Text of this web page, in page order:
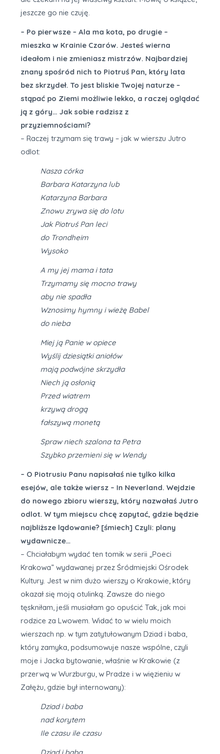
jeszcze go nie czuję.
– Po pierwsze – Ala ma kota, po drugie –
mieszka w Krainie Czarów. Jesteś wierna
ideałom i nie zmieniasz mistrzów. Najbardziej
znany spośród nich to Piotruś Pan, który lata
bez skrzydeł. To jest bliskie Twojej naturze –
stąpać po Ziemi możliwie lekko, a raczej oglądać
ją z góry… Jak sobie radzisz z
przyziemnościami?
– Raczej trzymam się trawy – jak w wierszu Jutro
odlot:
Nasza córka
Barbara Katarzyna lub
Katarzyna Barbara
Znowu zrywa się do lotu
Jak Piotruś Pan leci
do Trondheim
Wysoko
A my jej mama i tata
Trzymamy się mocno trawy
aby nie spadła
Wznosimy hymny i wieżę Babel
do nieba
Miej ją Panie w opiece
Wyślij dziesiątki aniołów
mają podwójne skrzydła
Niech ją osłonią
Przed wiatrem
krzywą drogą
fałszywą monetą
Spraw niech szalona ta Petra
Szybko przemieni się w Wendy
– O Piotrusiu Panu napisałaś nie tylko kilka
esejów, ale także wiersz – In Neverland. Wejdzie
do nowego zbioru wierszy, który nazwałaś Jutro
odlot. W tym miejscu chcę zapytać, gdzie będzie
najbliższe lądowanie? [śmiech] Czyli: plany
wydawnicze…
– Chciałabym wydać ten tomik w serii „Poeci
Krakowa” wydawanej przez Śródmiejski Ośrodek
Kultury. Jest w nim dużo wierszy o Krakowie, który
okazał się moją otulinką. Zawsze do niego
tęskniłam, jeśli musiałam go opuścić Tak, jak moi
rodzice za Lwowem. Widać to w wielu moich
wierszach np. w tym zatytułowanym Dziad i baba,
który zamyka, podsumowuje nasze wspólne, czyli
moje i Jacka bytowanie, właśnie w Krakowie (z
przerwą w Wurzburgu, w Pradze i w więzieniu w
Załężu, gdzie był internowany):
Dziad i baba
nad korytem
Ile czasu ile czasu